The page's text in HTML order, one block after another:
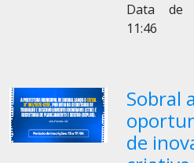
Data de
11:46
Sobral
de